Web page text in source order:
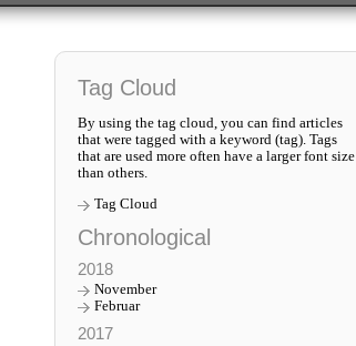
Tag Cloud
By using the tag cloud, you can find articles
that were tagged with a keyword (tag). Tags
that are used more often have a larger font size
than others.
Tag Cloud
Chronological
2018
November
Februar
2017